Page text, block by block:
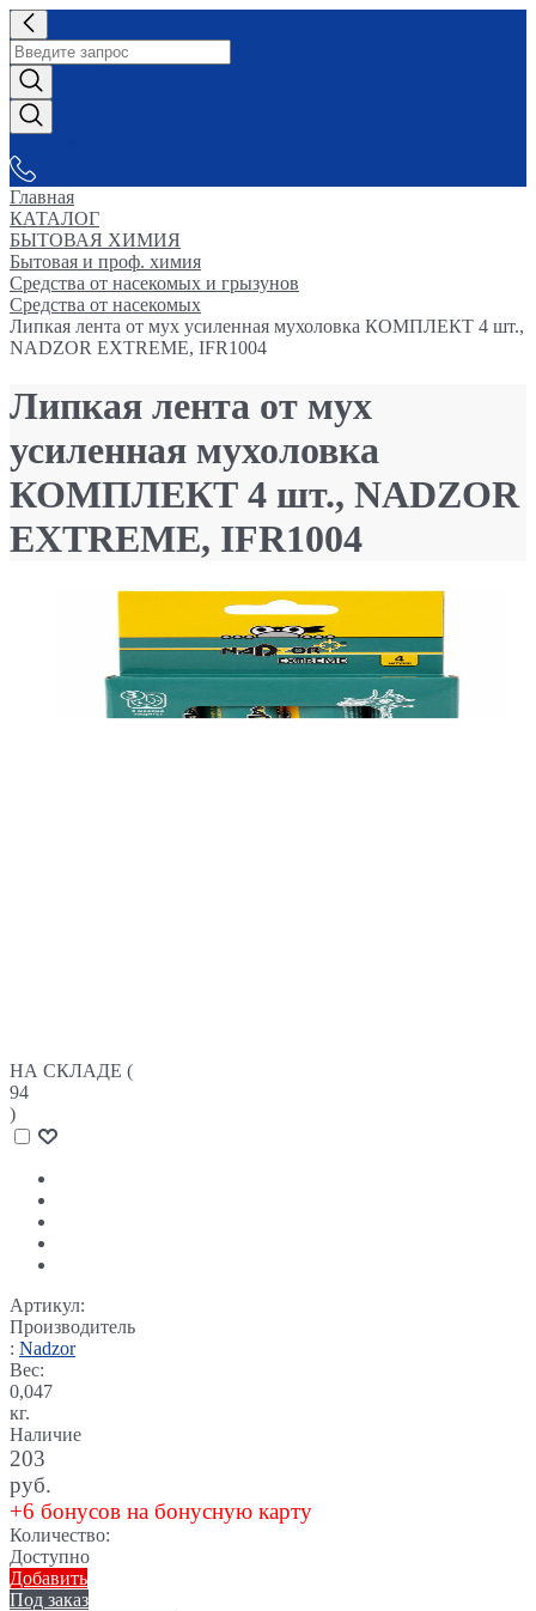
Главная
КАТАЛОГ
БЫТОВАЯ ХИМИЯ
Бытовая и проф. химия
Средства от насекомых и грызунов
Средства от насекомых
Липкая лента от мух усиленная мухоловка КОМПЛЕКТ 4 шт.,
NADZOR EXTREME, IFR1004
Липкая лента от мух
усиленная мухоловка
КОМПЛЕКТ 4 шт., NADZOR
EXTREME, IFR1004
НА СКЛАДЕ (
94
)
Артикул:
Производитель
: Nadzor
Вес:
0,047
кг.
Наличие
203
руб.
+6 бонусов на бонусную карту
Количество:
Доступно
Добавить
Под заказ